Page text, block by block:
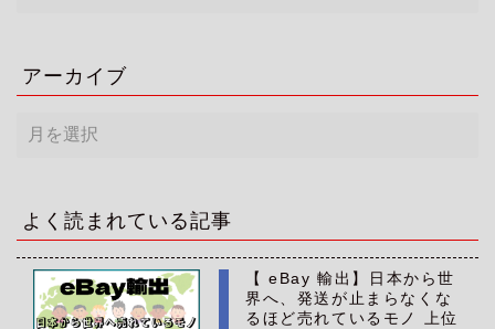
アーカイブ
ア
ー
ブ
よく読まれている記事
【 eBay 輸出】日本から世
界へ、発送が止まらなくな
るほど売れているモノ 上位